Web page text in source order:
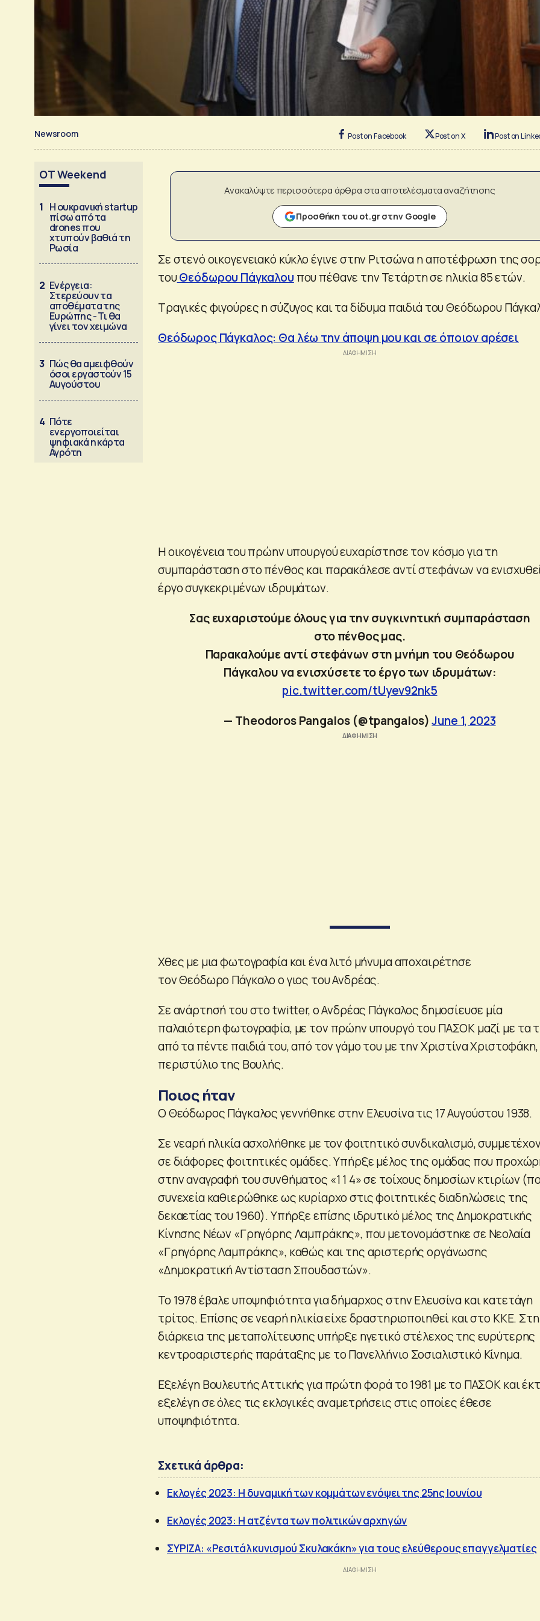
Newsroom Post on Facebook Post on X Post on
OT Weekend
1 Η ουκρανική startup
πίσω από τα
drones που
χτυπούν βαθιά τη
Ρωσία
2 Ενέργεια:
Στερεύουν τα
αποθέματα της
Ευρώπης - Τι θα
γίνει τον χειμώνα
3 Πώς θα αμειφθούν
όσοι εργαστούν 15
Αυγούστου
4 Πότε
ενεργοποιείται
ψηφιακά η κάρτα
Αγρότη
Ανακαλύψτε περισσότερα άρθρα στα αποτελέσματα αναζήτησης
Προσθήκη του ot.gr στην Google
Σε στενό οικογενειακό κύκλο έγινε στην Ριτσώνα η αποτέφρωση της
τουΘεόδωρου Πάγκαλουπου πέθανε την Τετάρτη σε ηλικία 85 ετών.
Τραγικές φιγούρες η σύζυγος και τα δίδυμα παιδιά του Θεόδωρου
Θεόδωρος Πάγκαλος: Θα λέω την άποψη μου και σε όποιον αρέσει
Η οικογένεια του πρώην υπουργού ευχαρίστησε τον κόσμο για τη
συμπαράσταση στο πένθος και παρακάλεσε αντί στεφάνων να
έργο συγκεκριμένων ιδρυμάτων.
Σας ευχαριστούμε όλους για την συγκινητική συμπαράσταση
στο πένθος μας.
Παρακαλούμε αντί στεφάνων στη μνήμη του Θεόδωρου
Πάγκαλου να ενισχύσετε το έργο των ιδρυμάτων:
pic.twitter.com/tUyev92nk5
— Theodoros Pangalos (@tpangalos)June 1, 2023
Χθες με μια φωτογραφία και ένα λιτό μήνυμα αποχαιρέτησε
τον Θεόδωρο Πάγκαλο ο γιος του Ανδρέας.
Σε ανάρτησή του στο twitter, ο Ανδρέας Πάγκαλος δημοσίευσε μία
παλαιότερη φωτογραφία, με τον πρώην υπουργό του ΠΑΣΟΚ μαζί με τα
από τα πέντε παιδιά του, από τον γάμο του με την Χριστίνα
περιστύλιο της Βουλής.
Ποιος ήταν
O Θεόδωρος Πάγκαλος γεννήθηκε στην Ελευσίνα τις 17 Αυγούστου 1938.
Σε νεαρή ηλικία ασχολήθηκε με τον φοιτητικό συνδικαλισμό,
σε διάφορες φοιτητικές ομάδες. Υπήρξε μέλος της ομάδας που
στην αναγραφή του συνθήματος «1 1 4» σε τοίχους δημοσίων κτιρίων
συνεχεία καθιερώθηκε ως κυρίαρχο στις φοιτητικές διαδηλώσεις της
δεκαετίας του 1960). Υπήρξε επίσης ιδρυτικό μέλος της Δημοκρατικής
Κίνησης Νέων «Γρηγόρης Λαμπράκης», που μετονομάστηκε σε Νεολαία
«Γρηγόρης Λαμπράκης», καθώς και της αριστερής οργάνωσης
«Δημοκρατική Αντίσταση Σπουδαστών».
Το 1978 έβαλε υποψηφιότητα για δήμαρχος στην Ελευσίνα και κατετάγη
τρίτος. Επίσης σε νεαρή ηλικία είχε δραστηριοποιηθεί και στο ΚΚΕ. Στη
διάρκεια της μεταπολίτευσης υπήρξε ηγετικό στέλεχος της ευρύτερης
κεντροαριστερής παράταξης με το Πανελλήνιο Σοσιαλιστικό Κίνημα.
Εξελέγη Βουλευτής Αττικής για πρώτη φορά το 1981 με το ΠΑΣΟΚ και
εξελέγη σε όλες τις εκλογικές αναμετρήσεις στις οποίες έθεσε
υποψηφιότητα.
Σχετικά άρθρα:
Εκλογές 2023: Η δυναμική των κομμάτων ενόψει της 25ης Ιουνίου
Εκλογές 2023: Η ατζέντα των πολιτικών αρχηγών
ΣΥΡΙΖΑ: «Ρεσιτάλ κυνισμού Σκυλακάκη» για τους ελεύθερους επαγγελματίες